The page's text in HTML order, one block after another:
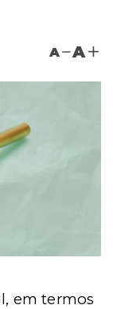
A A
em termos